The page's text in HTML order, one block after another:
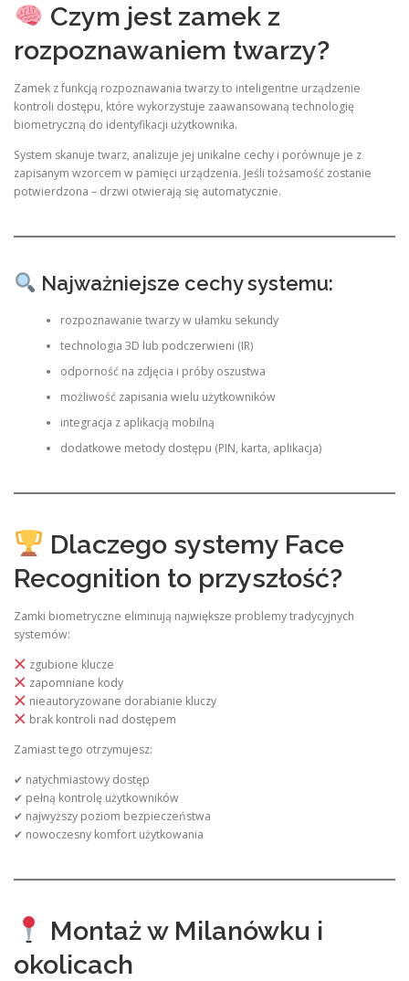
Czym jest zamek z
rozpoznawaniem twarzy?
Zamek z funkcją rozpoznawania twarzy to inteligentne urządzenie
kontroli dostępu, które wykorzystuje zaawansowaną technologię
biometryczną do identyfikacji użytkownika.
System skanuje twarz, analizuje jej unikalne cechy i porównuje je z
zapisanym wzorcem w pamięci urządzenia. Jeśli tożsamość zostanie
potwierdzona – drzwi otwierają się automatycznie.
Najważniejsze cechy systemu:
rozpoznawanie twarzy w ułamku sekundy
technologia 3D lub podczerwieni (IR)
odporność na zdjęcia i próby oszustwa
możliwość zapisania wielu użytkowników
integracja z aplikacją mobilną
dodatkowe metody dostępu (PIN, karta, aplikacja)
Dlaczego systemy Face
Recognition to przyszłość?
Zamki biometryczne eliminują największe problemy tradycyjnych
systemów:
zgubione klucze
zapomniane kody
nieautoryzowane dorabianie kluczy
brak kontroli nad dostępem
Zamiast tego otrzymujesz:
✔ natychmiastowy dostęp
✔ pełną kontrolę użytkowników
✔ najwyższy poziom bezpieczeństwa
✔ nowoczesny komfort użytkowania
Montaż w Milanówku i
okolicach